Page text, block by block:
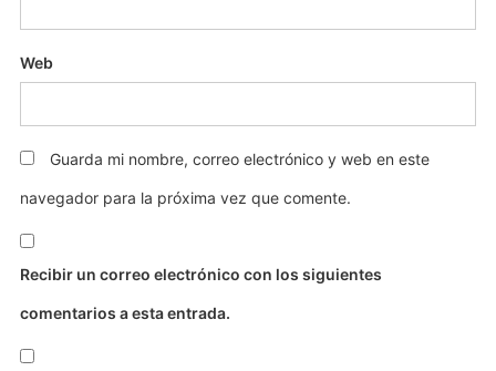
Web
Guarda mi nombre, correo electrónico y web en este
navegador para la próxima vez que comente.
Recibir un correo electrónico con los siguientes
comentarios a esta entrada.